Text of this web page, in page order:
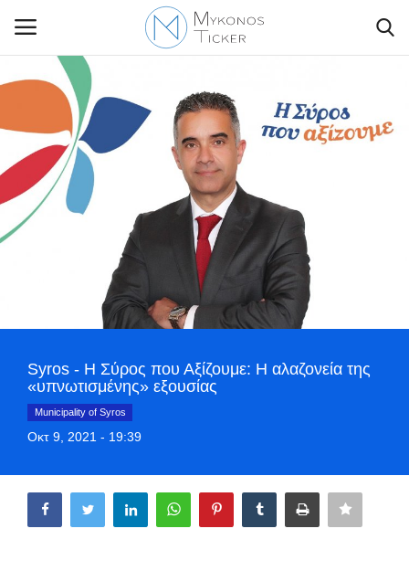
Contact Us
Politique
World
Style Adorés
Greece
Entertainment
Arts & Culture
Syros - Η Σύρος που Αξίζουμε: Η αλαζονεία της
«υπνωτισμένης» εξουσίας
Municipality of Syros
Οκτ 9, 2021 - 19:39